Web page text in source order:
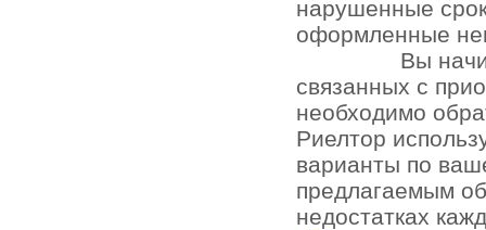
нарушенные
оформленные
Вы
связанных с
необходимо
Риелтор
варианты по
предлагаемым
недостатках